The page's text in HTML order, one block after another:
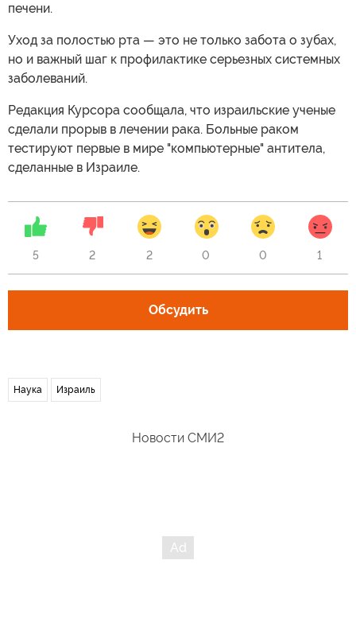
печени.
Уход за полостью рта — это не только забота о зубах,
но и важный шаг к профилактике серьезных системных
заболеваний.
Редакция Курсора сообщала, что израильские ученые
сделали прорыв в лечении рака. Больные раком
тестируют первые в мире "компьютерные" антитела,
сделанные в Израиле.
5 2 2 0 0 1
Обсудить
Наука Израиль
Новости СМИ2